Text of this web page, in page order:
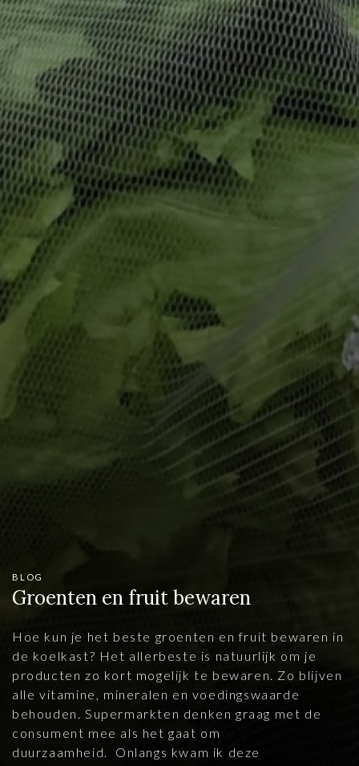
BLOG
Groenten en fruit bewaren
Hoe kun je het beste groenten en fruit bewaren in
de koelkast? Het allerbeste is natuurlijk om je
producten zo kort mogelijk te bewaren. Zo blijven
alle vitamine, mineralen en voedingswaarde
behouden. Supermarkten denken graag met de
consument mee als het gaat om
duurzaamheid. Onlangs kwam ik deze